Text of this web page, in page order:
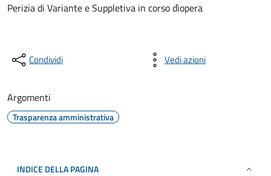
Perizia di Variante e Suppletiva in corso dìopera
Condividi Vedi azioni
Argomenti
Trasparenza amministrativa
INDICE DELLA PAGINA